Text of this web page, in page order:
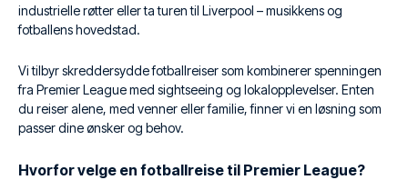
industrielle røtter eller ta turen til Liverpool – musikkens og
fotballens hovedstad.
Vi tilbyr skreddersydde fotballreiser som kombinerer spenningen
fra Premier League med sightseeing og lokalopplevelser. Enten
du reiser alene, med venner eller familie, finner vi en løsning som
passer dine ønsker og behov.
Hvorfor velge en fotballreise til Premier League?